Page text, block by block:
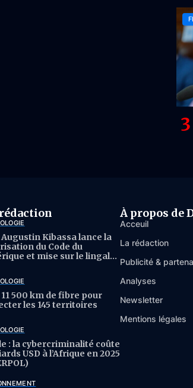
Augustin Kibassa lance la
du Code du
et mise sur le lingala
11 500 km de fibre pour
les 145 territoires
: la cybercriminalité coûte
USD à l’Afrique en 2025
À propos de
Acceuil
La rédaction
Publicité &
Analyses
Newsletter
Mentions légales